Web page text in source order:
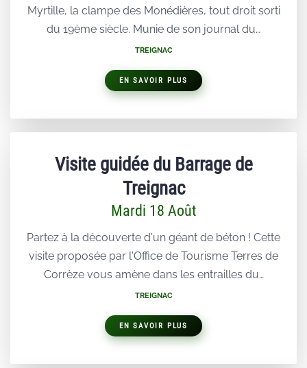
Myrtille, la clampe des Monédières, tout droit sorti
du 19ème siècle. Munie de son journal du…
TREIGNAC
EN SAVOIR PLUS
Visite guidée du Barrage de
Treignac
Mardi 18 Août
Partez à la découverte d'un géant de béton ! Cette
visite proposée par l'Office de Tourisme Terres de
Corrèze vous amène dans les entrailles du…
TREIGNAC
EN SAVOIR PLUS